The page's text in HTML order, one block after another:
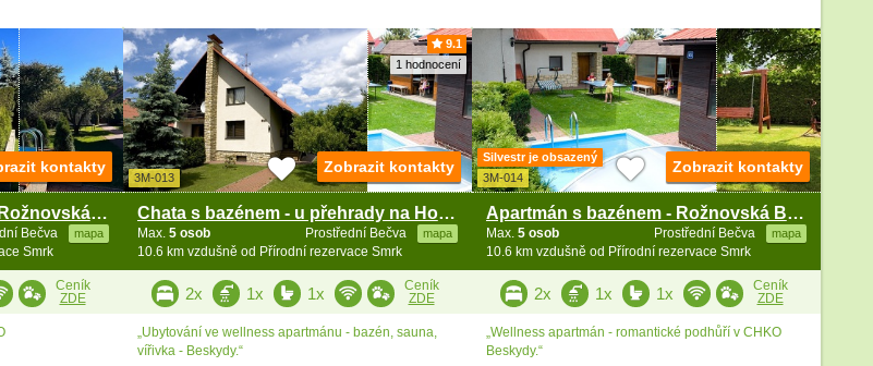
Chata bazén a wellness - Rožnovská Bečva - Beskydy
Bečva mapa
Smrk
kontakty
Ceník
ZDE
9.1
1 hodnocení
3M-013
Chata s bazénem - u přehrady na Horní Bečvě
Prostřední Bečva mapa
Max. 5 osob
10.6 km vzdušně od Přírodní rezervace Smrk
Zobrazit kontakty
2x 1x 1x
Ceník
ZDE
„Ubytování ve wellness apartmánu - bazén, sauna,
vířivka - Beskydy.“
Silvestr je obsazený
3M-014
Apartmán s bazénem - Rožnovská Bečva - Beskydy
Prostřední Bečva mapa
Max. 5 osob
10.6 km vzdušně od Přírodní rezervace Smrk
Zobrazit kontakty
2x 1x 1x
Ceník
ZDE
„Wellness apartmán - romantické podhůří v CHKO
Beskydy.“